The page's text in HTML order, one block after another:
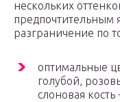
нескольких
предпочтительным
разграничение по
оптимальные
голубой,
слоновая